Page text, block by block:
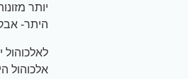
יותר
היתר-